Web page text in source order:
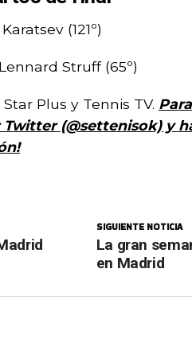
(121º)
Struff (65º)
Plus y Tennis TV.
(@settenisok) y
SIGUIENTE NOTICIA
La gran
en Madrid